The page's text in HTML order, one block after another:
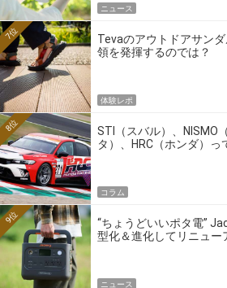
ニュース
Tevaのアウトドアサン
領を発揮するのでは？
7位
体験レポ
STI（スバル）、NISMO
タ）、HRC（ホンダ）
8位
コラム
“ちょうどいいポタ電”
型化＆進化してリニュー
9位
ニュース